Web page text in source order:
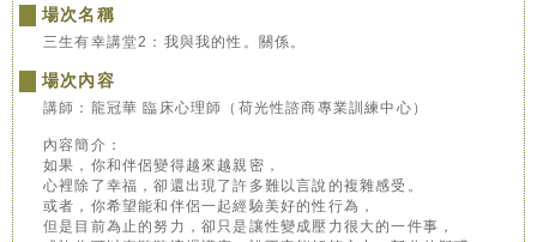
場次名稱
三生有幸講堂2：我與我的性。關係。
場次內容
講師：龍冠華 臨床心理師（荷光性諮商專業訓練中心）
內容簡介：
如果，你和伴侶變得越來越親密，
心裡除了幸福，卻還出現了許多難以言說的複雜感受。
或者，你希望能和伴侶一起經驗美好的性行為，
但是目前為止的努力，卻只是讓性變成壓力很大的一件事，